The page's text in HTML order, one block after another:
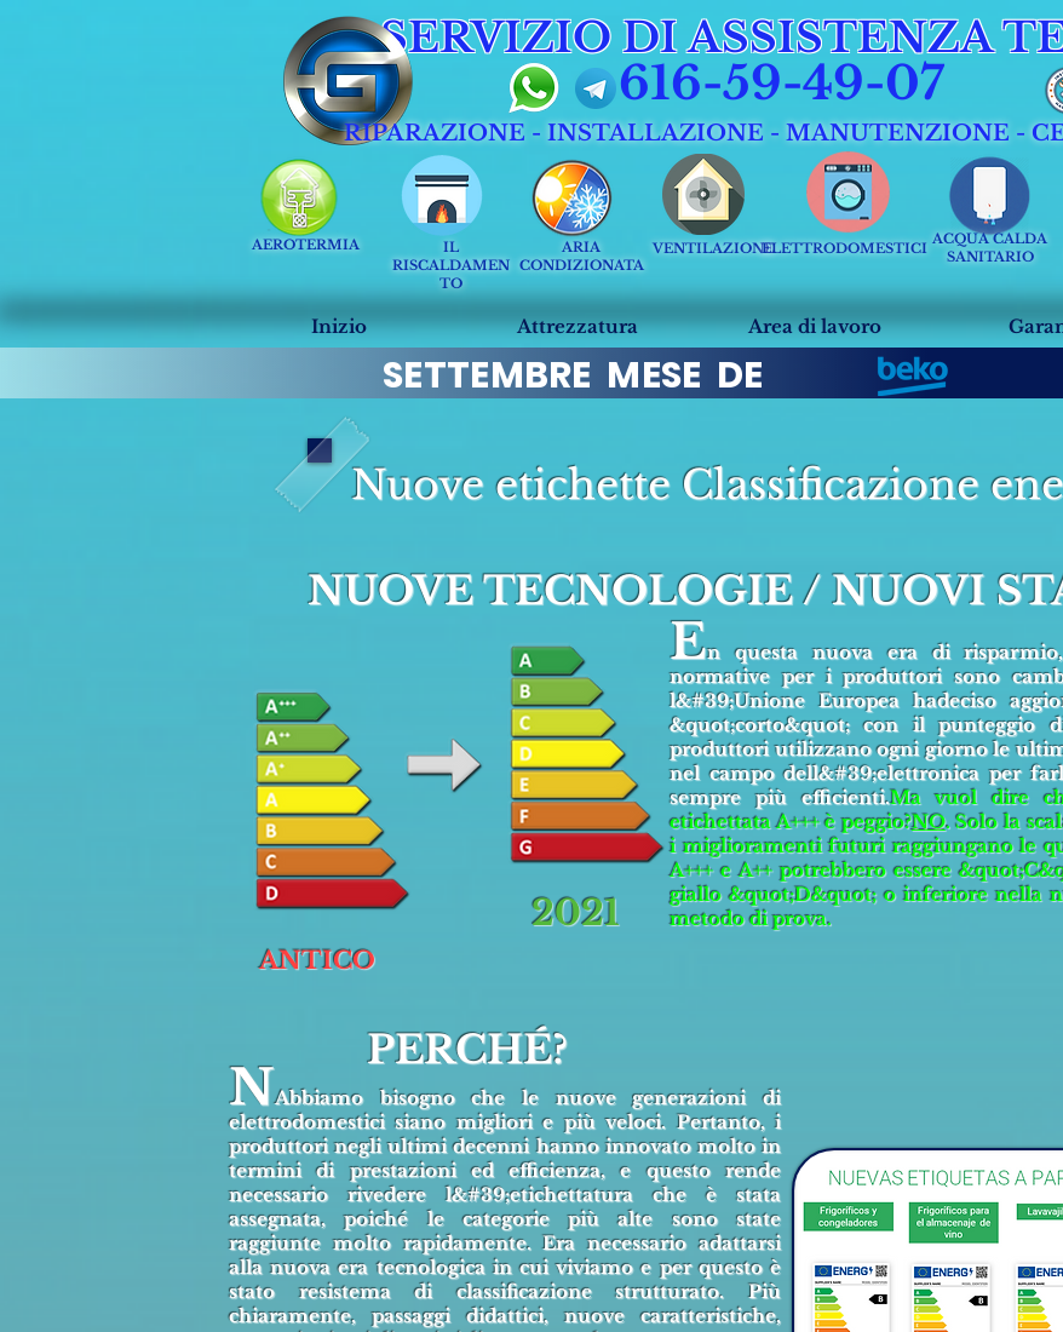
SERVIZIO DI ASSISTENZA
616-59-49-07
RIPARAZIONE - INSTALLAZIONE - MANUTENZIONE -
AEROTERMIA
IL
RISCALDAMEN
TO
ARIA
CONDIZIONATA
VENTILAZIONEELETTRODOMESTICI
ACQUA CALDA
SANITARIO
Inizio Attrezzatura Area di lavoro
SETTEMBRE MESE DE
Nuove etichette Classificazione
NUOVE TECNOLOGIE / NUOVI
2021
En questa nuova era di
normative per i produttori sono
l&#39;Unione Europea hadeciso
&quot;corto&quot; con il punteggio
produttori utilizzano ogni giorno le
nel campo dell&#39;elettronica per
sempre più efficienti.Ma vuol dire
etichettata A+++ è peggio?NO. Solo la
i miglioramenti futuri raggiungano le
A+++ e A++ potrebbero essere
giallo &quot;D&quot; o inferiore nella
metodo di prova.
ANTICO
PERCHÉ?
NAbbiamo bisogno che le nuove generazioni di
elettrodomestici siano migliori e più veloci. Pertanto, i
produttori negli ultimi decenni hanno innovato molto in
termini di prestazioni ed efficienza, e questo rende
necessario rivedere l&#39;etichettatura che è stata
assegnata, poiché le categorie più alte sono state
raggiunte molto rapidamente. Era necessario adattarsi
alla nuova era tecnologica in cui viviamo e per questo è
stato resistema di classificazione strutturato. Più
chiaramente, passaggi didattici, nuove caratteristiche,